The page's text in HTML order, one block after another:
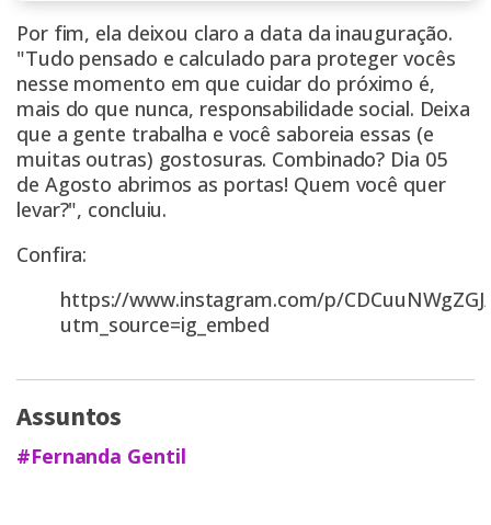
Por fim, ela deixou claro a data da inauguração.
"Tudo pensado e calculado para proteger vocês
nesse momento em que cuidar do próximo é,
mais do que nunca, responsabilidade social. Deixa
que a gente trabalha e você saboreia essas (e
muitas outras) gostosuras. Combinado? Dia 05
de Agosto abrimos as portas! Quem você quer
levar?", concluiu.
Confira:
https://www.instagram.com/p/
utm_source=ig_embed
Assuntos
#Fernanda Gentil